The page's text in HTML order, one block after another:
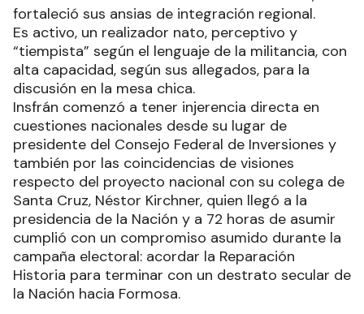
fortaleció sus ansias de integración regional.
Es activo, un realizador nato, perceptivo y
“tiempista” según el lenguaje de la militancia, con
alta capacidad, según sus allegados, para la
discusión en la mesa chica.
Insfrán comenzó a tener injerencia directa en
cuestiones nacionales desde su lugar de
presidente del Consejo Federal de Inversiones y
también por las coincidencias de visiones
respecto del proyecto nacional con su colega de
Santa Cruz, Néstor Kirchner, quien llegó a la
presidencia de la Nación y a 72 horas de asumir
cumplió con un compromiso asumido durante la
campaña electoral: acordar la Reparación
Historia para terminar con un destrato secular de
la Nación hacia Formosa.